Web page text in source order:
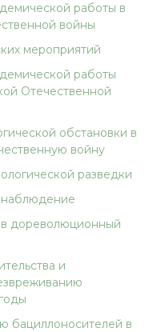
работы в
войны
мероприятий
работы
Отечественной
обстановки в
войну
разведки
наблюдение
в дореволюционный
и
бациллоносителей в